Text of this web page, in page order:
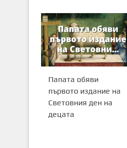
Папата обяви
първото издание на
Световния ден на
децата